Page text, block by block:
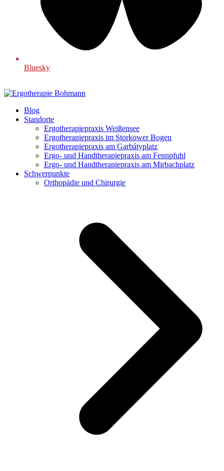
Bluesky
Blog
Standorte
Ergotherapiepraxis Weißensee
Ergotherapiepraxis im Storkower Bogen
Ergotherapiepraxis am Garbátyplatz
Ergo- und Handtherapiepraxis am Fennpfuhl
Ergo- und Handtherapiepraxis am Mirbachplatz
Schwerpunkte
Orthopädie und Chirurgie